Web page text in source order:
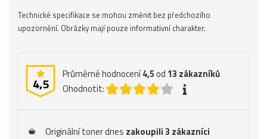
Technické specifikace se mohou změnit bez předchozího
upozornění. Obrázky mají pouze informativní charakter.
4,5
Průměrné hodnocení4,5od 13 zákazníků
Ohodnotit:
Originální toner dnes zakoupili 3 zákazníci